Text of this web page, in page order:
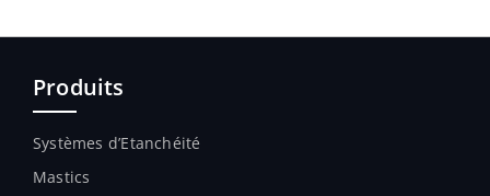
Produits
Systèmes d’Etanchéité
Mastics